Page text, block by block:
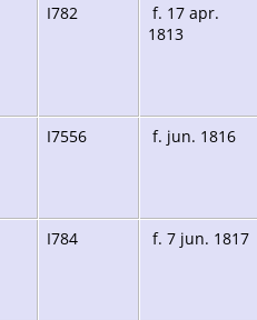
I782
f. 17 apr.
1813
I7556 f. jun. 1816
I784 f. 7 jun. 1817